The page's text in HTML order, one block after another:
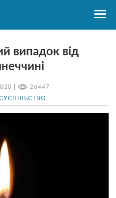
| 26447
випадок від